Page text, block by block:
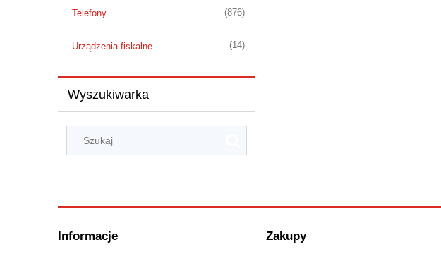
Telefony (876)
Urządzenia fiskalne (14)
Wyszukiwarka
Informacje Zakupy